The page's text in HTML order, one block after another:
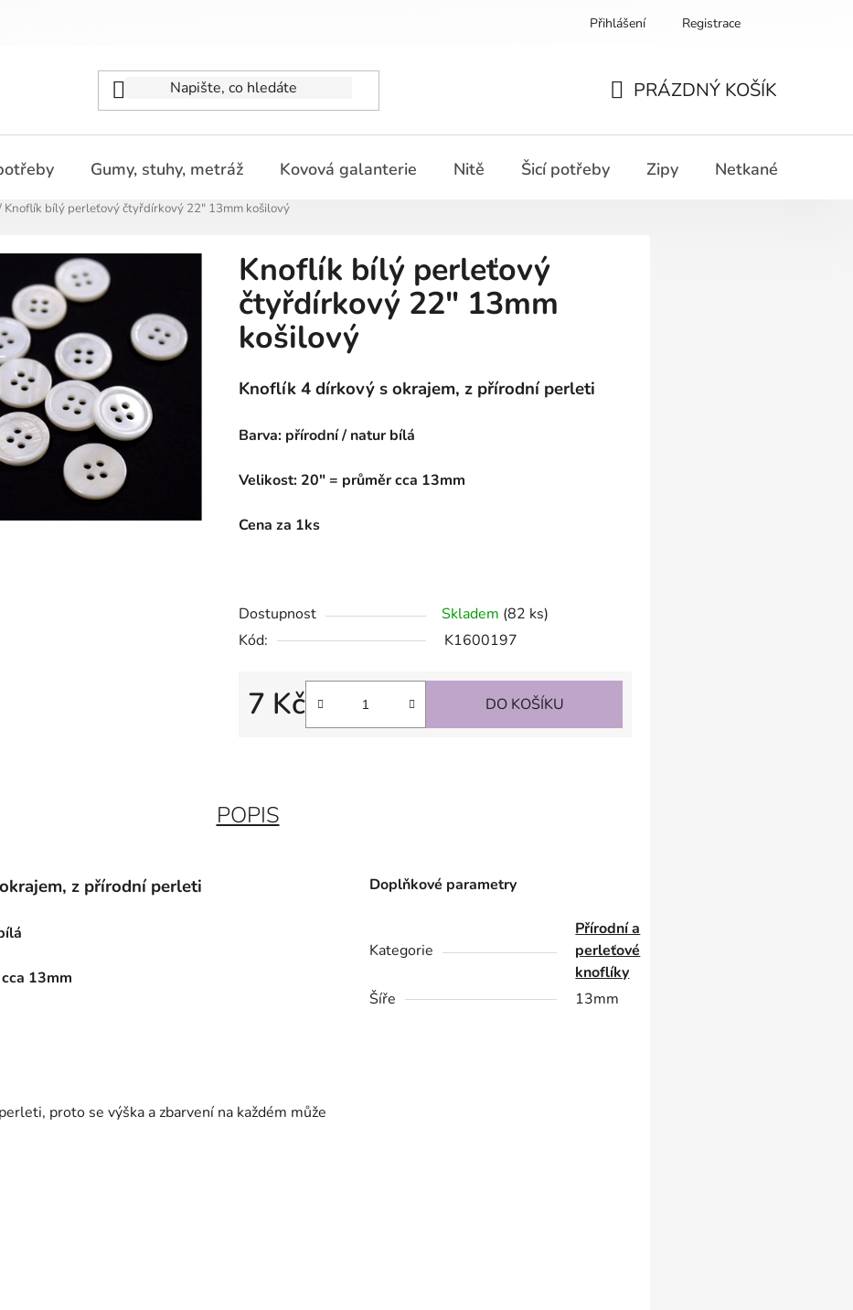
Přihlášení Registrace
KOŠÍK
PRÁZDNÝ KOŠÍK
Gumy, stuhy, metráž Kovová galanterie Nitě Šicí potřeby Zipy Netkané textilie
Knoflík bílý perleťový čtyřdírkový 22" 13mm košilový
Knoflík bílý perleťový
čtyřdírkový 22" 13mm
košilový
Knoflík 4 dírkový s okrajem, z přírodní perleti
Barva: přírodní / natur bílá
Velikost: 20" = průměr cca 13mm
Cena za 1ks
Dostupnost Skladem (82 ks)
Kód:
K1600197
7 Kč
Měrná cena:
DO KOŠÍKU
POPIS
z přírodní perleti
13mm
proto se výška a zbarvení na každém může
Doplňkové parametry
Kategorie
Přírodní a
perleťové
knoflíky
Šíře
13mm